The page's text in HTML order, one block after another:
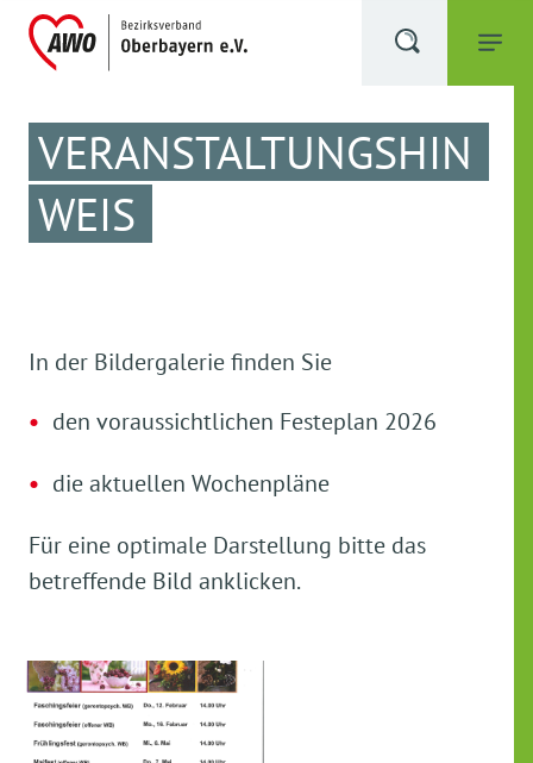
VERANSTALTUNGSHIN
WEIS
In der Bildergalerie finden Sie
den voraussichtlichen Festeplan 2026
die aktuellen Wochenpläne
Für eine optimale Darstellung bitte das
betreffende Bild anklicken.